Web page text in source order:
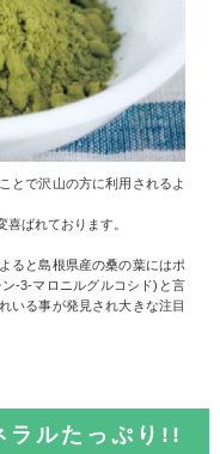
とで沢山の方に利用されるよ
ばれております。
ると島根県産の桑の葉にはポ
-3-マロニルグルコシド)と言
いる事が発見され大きな注目
ラルたっぷり!!